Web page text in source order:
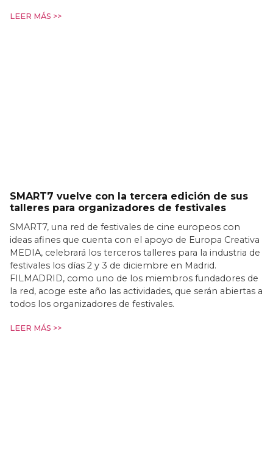
LEER MÁS >>
SMART7 vuelve con la tercera edición de sus
talleres para organizadores de festivales
SMART7, una red de festivales de cine europeos con
ideas afines que cuenta con el apoyo de Europa Creativa
MEDIA, celebrará los terceros talleres para la industria de
festivales los días 2 y 3 de diciembre en Madrid.
FILMADRID, como uno de los miembros fundadores de
la red, acoge este año las actividades, que serán abiertas a
todos los organizadores de festivales.
LEER MÁS >>